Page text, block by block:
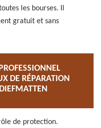
les bourses. Il
gratuit et sans
DE RÉPARATION
de protection.